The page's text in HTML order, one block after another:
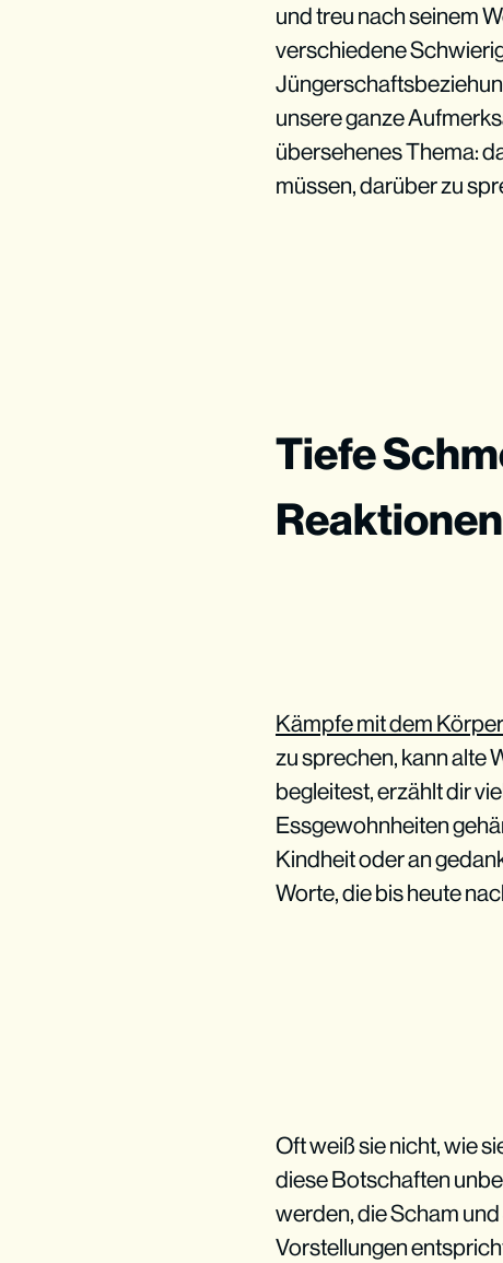
und treu nach seinem
verschiedene
unsere ganze
übersehenes Thema:
müssen, darüber zu
Tiefe
Reaktionen
Kämpfe mit dem
zu sprechen, kann alte
begleitest, erzählt dir
Essgewohnheiten
Kindheit oder an
Worte, die bis heute
Oft weiß sie nicht, wie
diese Botschaften
werden, die Scham
Vorstellungen